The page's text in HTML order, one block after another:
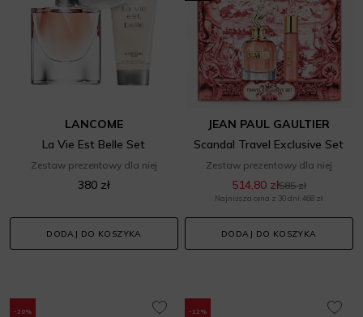
LANCOME
La Vie Est Belle Set
Zestaw prezentowy dla niej
380 zł
DODAJ DO KOSZYKA
JEAN PAUL GAULTIER
Scandal Travel Exclusive Set
Zestaw prezentowy dla niej
514,80 zł585 zł
Najniższa cena z 30 dni: 468 zł
DODAJ DO KOSZYKA
-20% -12%